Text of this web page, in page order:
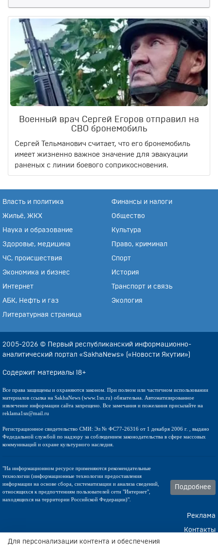
Военный врач Сергей Егоров отправил на
СВО бронемобиль
Сергей Тельманович считает, что его бронемобиль
имеет жизненно важное значение для эвакуации
раненых с линии боевого соприкосновения.
Власть и политика Финансы и налоги
Жильё, ЖКХ Общество
Наука и образование Культура
Здоровье, медицина Право, криминал
ЧС, происшествия Спорт
Экономика и бизнес История
Интернет Транспорт и связь
АБК, Нефть и газ Экология
Литературная страница
2005-2026 © Первый республиканский информационно-
аналитический портал «SakhaNews» («Новости Якутии»)
Содержит материалы 18+
Все права защищены и охраняются законом. При полном или частичном использовании
материалов ссылка на SakhaNews (www.1sn.ru) обязательна. Автоматизированное
извлечение информации сайта запрещено. Все замечания и пожелания присылайте на
reklama1sn@mail.ru
Регистрационное свидетельство СМИ: Эл № ФС77-26316 от 1 декабря 2006 г. , выдано
Федедальной службой по надзору за соблюдением законодательства в сфере массовых
коммуникаций и охране культурного наследия.
"На информационном ресурсе применяются рекомендательные
технологии (информационные технологии предоставления
информации на основе сбора, систематизации и анализа сведений,
относящихся к предпочтениям пользователей сети "Интернет",
находящихся на территории Российской Федерации)".
Подробнее
Реклама
Контакты
Для персонализации контента и обеспечения